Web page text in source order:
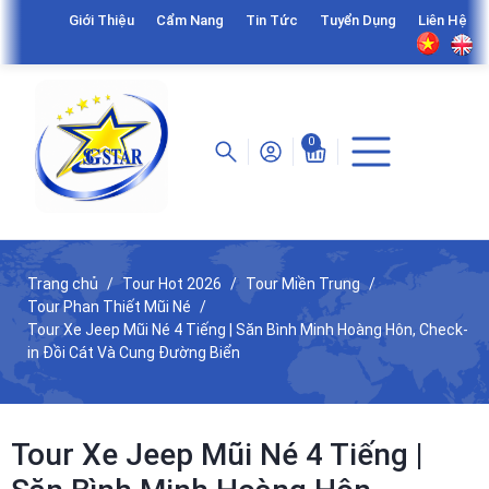
Giới Thiệu Cẩm Nang Tin Tức Tuyển Dụng Liên Hệ
0
Trang chủ Tour Hot 2026
Tour Miền Trung
Tour Phan Thiết Mũi Né
Tour Xe Jeep Mũi Né 4 Tiếng | Săn Bình Minh Hoàng Hôn, Check-
in Đồi Cát Và Cung Đường Biển
Tour Xe Jeep Mũi Né 4 Tiếng |